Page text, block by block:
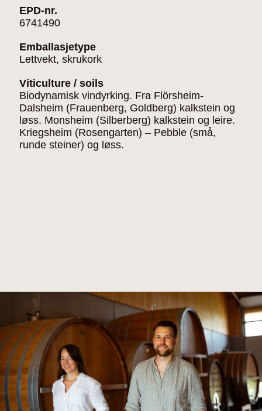
EPD-nr.
6741490
Emballasjetype
Lettvekt, skrukork
Viticulture / soils
Biodynamisk vindyrking. Fra Flörsheim-
Dalsheim (Frauenberg, Goldberg) kalkstein og
løss. Monsheim (Silberberg) kalkstein og leire.
Kriegsheim (Rosengarten) – Pebble (små,
runde steiner) og løss.